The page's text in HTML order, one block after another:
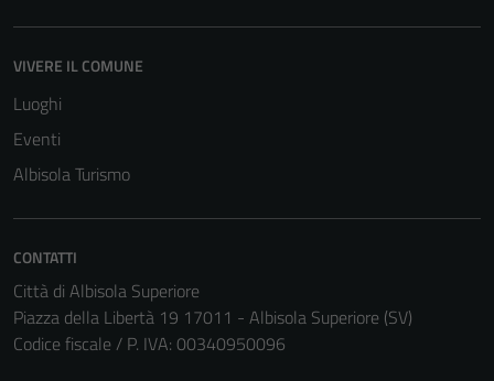
VIVERE IL COMUNE
Luoghi
Eventi
Albisola Turismo
CONTATTI
Città di Albisola Superiore
Piazza della Libertà 19 17011 - Albisola Superiore (SV)
Codice fiscale / P. IVA: 00340950096